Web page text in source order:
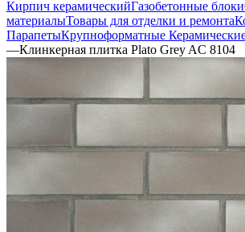
Кирпич керамическийГазобетонные блоки
материалыТовары для отделки и ремонта
ПарапетыКрупноформатные
—Клинкерная плитка Plato Grey AC 8104